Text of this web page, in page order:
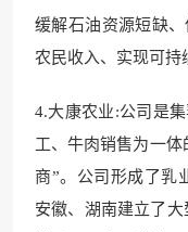
缓解石油资源短缺
农民收入、实现可持
4.大康农业:公司是
工、牛肉销售为一
商”。公司形成了乳
安徽、湖南建立了大